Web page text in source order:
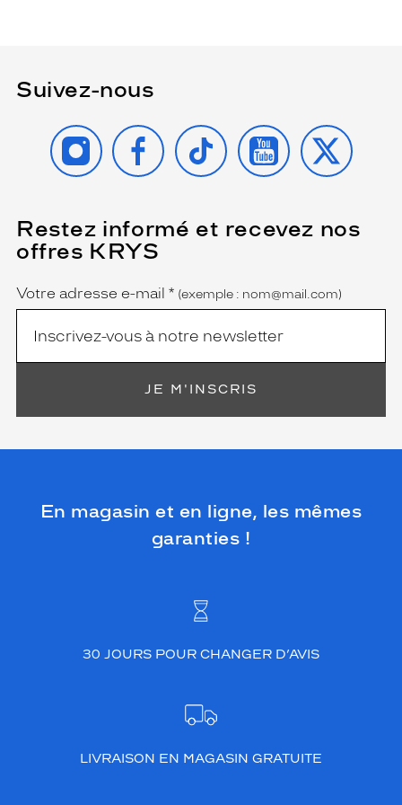
Suivez-nous
INSTAGRAMFACEBOOK
TIKTOK YOUTUBE
X
Restez informé et recevez nos
offres KRYS
Name
Votre adresse e-mail *
(Ce
champ
est
obligatoire)
(exemple : nom@mail.com)
JE M'INSCRIS
En magasin et en ligne, les mêmes
garanties !
30 JOURS POUR CHANGER D’AVIS
LIVRAISON EN MAGASIN GRATUITE